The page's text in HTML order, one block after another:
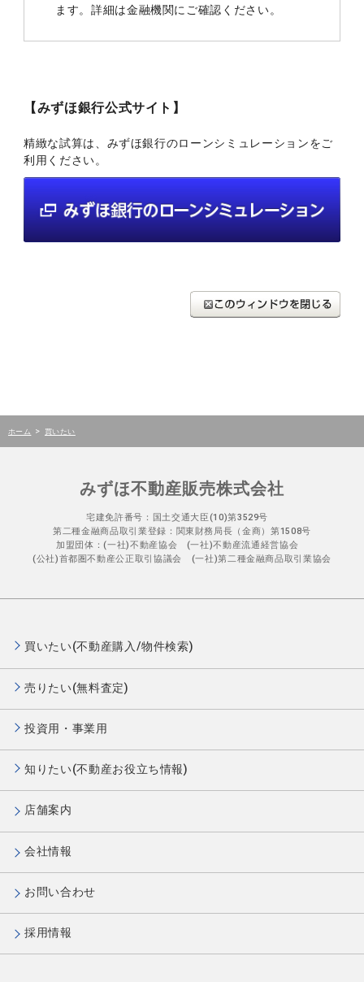
ます。詳細は金融機関にご確認ください。
【みずほ銀行公式サイト】
精緻な試算は、みずほ銀行のローンシミュレーションをご
利用ください。
ホーム > 買いたい
みずほ不動産販売株式会社
宅建免許番号：国土交通大臣(10)第3529号
第二種金融商品取引業登録：関東財務局長（金商）第1508号
加盟団体：(一社)不動産協会 (一社)不動産流通経営協会
(公社)首都圏不動産公正取引協議会 (一社)第二種金融商品取引業協会
買いたい(不動産購入/物件検索)
売りたい(無料査定)
投資用・事業用
知りたい(不動産お役立ち情報)
店舗案内
会社情報
お問い合わせ
採用情報